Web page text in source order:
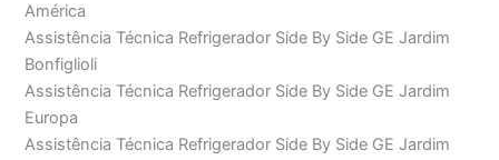
América
Assistência Técnica Refrigerador Side By Side GE Jardim
Bonfiglioli
Assistência Técnica Refrigerador Side By Side GE Jardim
Europa
Assistência Técnica Refrigerador Side By Side GE Jardim